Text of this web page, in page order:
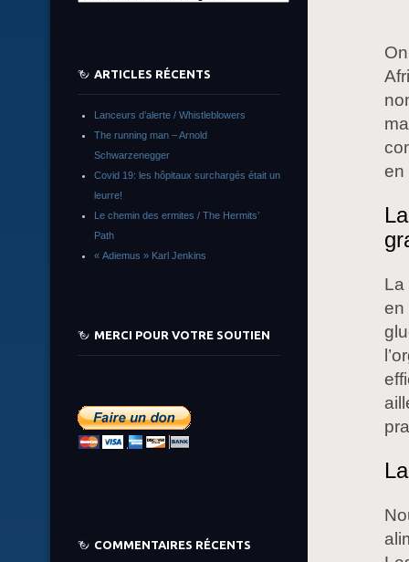
en
La
en
ARTICLES RÉCENTS
Lanceurs d’alerte / Whistleblowers
The running man – Arnold
Schwarzenegger
Covid 19: les hôpitaux surchargés était un
leurre!
Le chemin des ermites / The Hermits’
Path
« Adiemus » Karl Jenkins
MERCI POUR VOTRE SOUTIEN
COMMENTAIRES RÉCENTS